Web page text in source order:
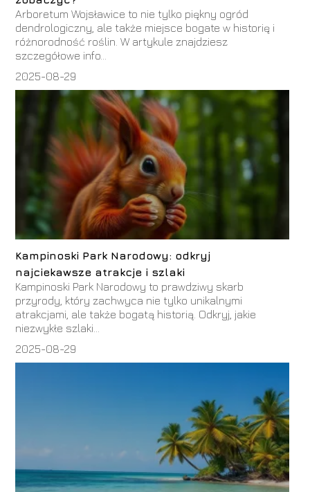
Arboretum Wojsławice to nie tylko piękny ogród
dendrologiczny, ale także miejsce bogate w historię i
różnorodność roślin. W artykule znajdziesz
szczegółowe info...
2025-08-29
Kampinoski Park Narodowy: odkryj
najciekawsze atrakcje i szlaki
Kampinoski Park Narodowy to prawdziwy skarb
przyrody, który zachwyca nie tylko unikalnymi
atrakcjami, ale także bogatą historią. Odkryj, jakie
niezwykłe szlaki...
2025-08-29